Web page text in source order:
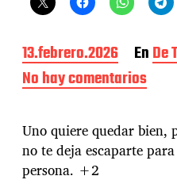
F
e
c
d
e
l
a
13.febrero.2026 EnDe
No hay comentariose
n
S
a
n
Uno quiere quedar bien,
no te deja escaparte
persona. +2